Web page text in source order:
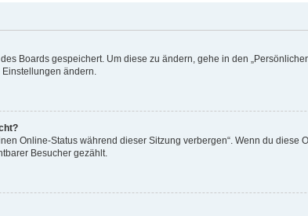
Boards gespeichert. Um diese zu ändern, gehe in den
ändern.
Online-Status während dieser Sitzung verbergen“. Wenn du diese
Besucher gezählt.